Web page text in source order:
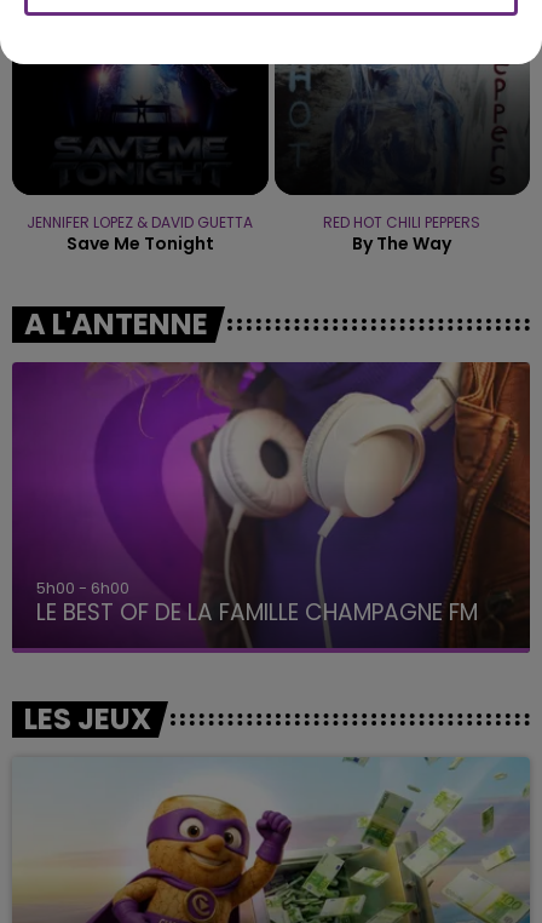
JENNIFER LOPEZ & DAVID GUETTA
Save Me Tonight
RED HOT CHILI PEPPERS
By The Way
A L'ANTENNE
5h00 - 6h00
LE BEST OF DE LA FAMILLE CHAMPAGNE FM
LES JEUX